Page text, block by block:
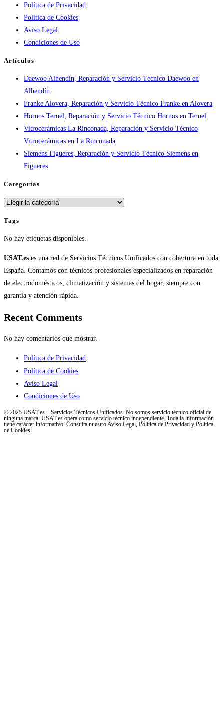
por
ciudad:
disponibilidad
real
en
España
Política de Privacidad
Política de Cookies
Aviso Legal
Condiciones de Uso
Artículos
Daewoo Alhendín, Reparación y Servicio Técnico Daewoo en
Alhendín
Franke Alovera, Reparación y Servicio Técnico Franke en Alovera
Hornos Teruel, Reparación y Servicio Técnico Hornos en Teruel
Vitrocerámicas La Rinconada, Reparación y Servicio Técnico
Vitrocerámicas en La Rinconada
Siemens Figueres, Reparación y Servicio Técnico Siemens en
Figueres
Categorías
Categorías
Tags
No hay etiquetas disponibles.
USAT.es es una red de Servicios Técnicos Unificados con cobertura en toda
España. Contamos con técnicos profesionales especializados en reparación
de electrodomésticos, climatización y sistemas del hogar, siempre con
garantía y atención rápida.
Recent Comments
No hay comentarios que mostrar.
Política de Privacidad
Política de Cookies
Aviso Legal
Condiciones de Uso
© 2025 USAT.es – Servicios Técnicos Unificados. No somos servicio técnico oficial de
ninguna marca. USAT.es opera como servicio técnico independiente. Toda la información
tiene carácter informativo. Consulta nuestro Aviso Legal, Política de Privacidad y Política
de Cookies.